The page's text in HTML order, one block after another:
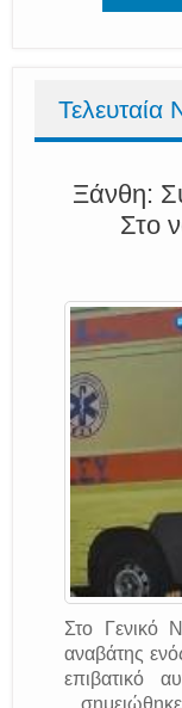
Τελευταία
Ξάνθη:
Στο
Στο Γενικό
αναβάτης
επιβατικό